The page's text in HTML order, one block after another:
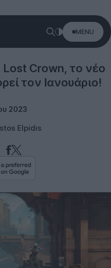
MENU
Crown, το νέο
τον Ιανουάριο!
2023
Elpidis